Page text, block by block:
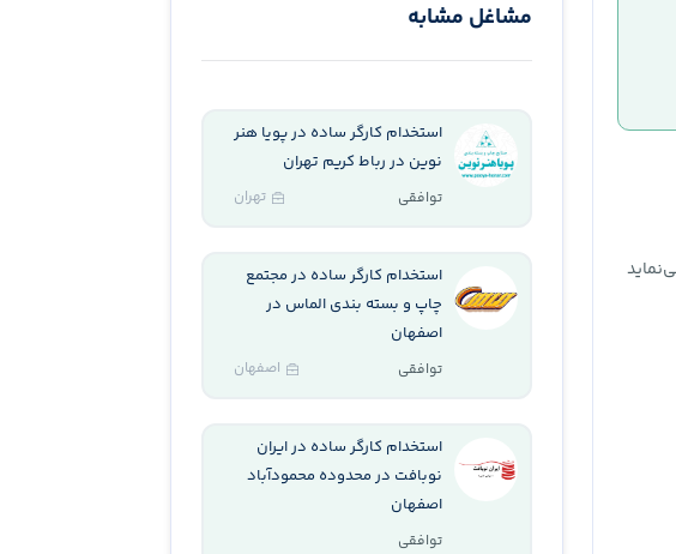
مشاغل مشابه
استخدام کارگر ساده در پویا هنر
نوین در رباط کریم تهران
توافقی تهران
استخدام کارگر ساده در مجتمع
چاپ و بسته بندی الماس در
اصفهان
توافقی اصفهان
استخدام کارگر ساده در ایران
نوبافت در محدوده محمودآباد
اصفهان
توافقی